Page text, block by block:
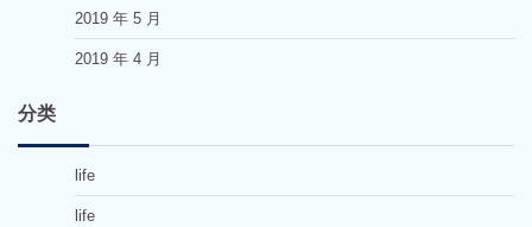
2019 年 5 月
2019 年 4 月
分类
life
life